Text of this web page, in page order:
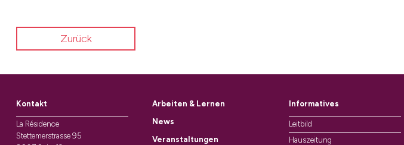
Zurück
Kontakt
La Résidence
Stettemerstrasse 95
Arbeiten & Lernen
News
Veranstaltungen
Informatives
Leitbild
Hauszeitung